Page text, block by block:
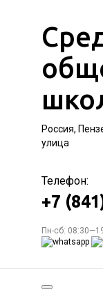
Россия,
улица
Телефон:
+7
Пн-сб: